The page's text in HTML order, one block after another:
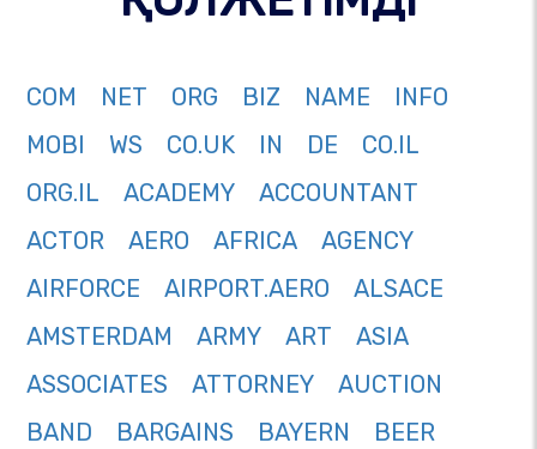
COM NET ORG BIZ NAME
INFO
MOBI
WS CO.UK IN DE
CO.IL
ORG.IL
ACADEMY
ACCOUNTANT
ACTOR
AERO AFRICA
AGENCY
AIRFORCE
AIRPORT.AERO
ALSACE
AMSTERDAM
ARMY ART
ASIA
ASSOCIATES
ATTORNEY
AUCTION
BAND
BARGAINS BAYERN
BEER